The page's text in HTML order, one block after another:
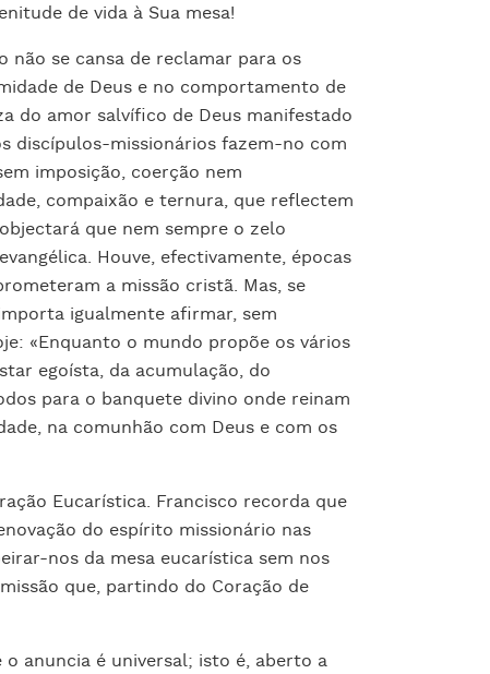
de vida à Sua mesa!
não se cansa de reclamar para os
de Deus e no comportamento de
do amor salvífico de Deus manifestado
discípulos-missionários fazem-no com
imposição, coerção nem
compaixão e ternura, que reflectem
que nem sempre o zelo
Houve, efectivamente, épocas
a missão cristã. Mas, se
igualmente afirmar, sem
«Enquanto o mundo propõe os vários
egoísta, da acumulação, do
para o banquete divino onde reinam
na comunhão com Deus e com os
Eucarística. Francisco recorda que
do espírito missionário nas
nos da mesa eucarística sem nos
que, partindo do Coração de
anuncia é universal; isto é, aberto a